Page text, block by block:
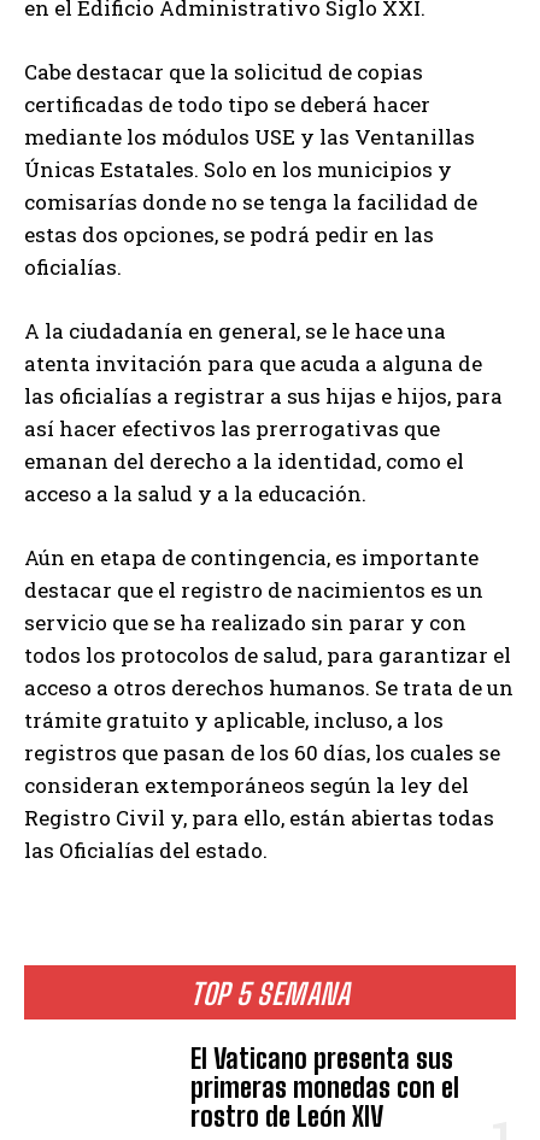
TOP 5 SEMANA
El Vaticano presenta sus
primeras monedas con el
rostro de León XIV
en el Edificio Administrativo Siglo XXI.
Cabe destacar que la solicitud de copias
certificadas de todo tipo se deberá hacer
mediante los módulos USE y las Ventanillas
Únicas Estatales. Solo en los municipios y
comisarías donde no se tenga la facilidad de
estas dos opciones, se podrá pedir en las
oficialías.
A la ciudadanía en general, se le hace una
atenta invitación para que acuda a alguna de
las oficialías a registrar a sus hijas e hijos, para
así hacer efectivos las prerrogativas que
emanan del derecho a la identidad, como el
acceso a la salud y a la educación.
Aún en etapa de contingencia, es importante
destacar que el registro de nacimientos es un
servicio que se ha realizado sin parar y con
todos los protocolos de salud, para garantizar el
acceso a otros derechos humanos. Se trata de un
trámite gratuito y aplicable, incluso, a los
registros que pasan de los 60 días, los cuales se
consideran extemporáneos según la ley del
Registro Civil y, para ello, están abiertas todas
las Oficialías del estado.